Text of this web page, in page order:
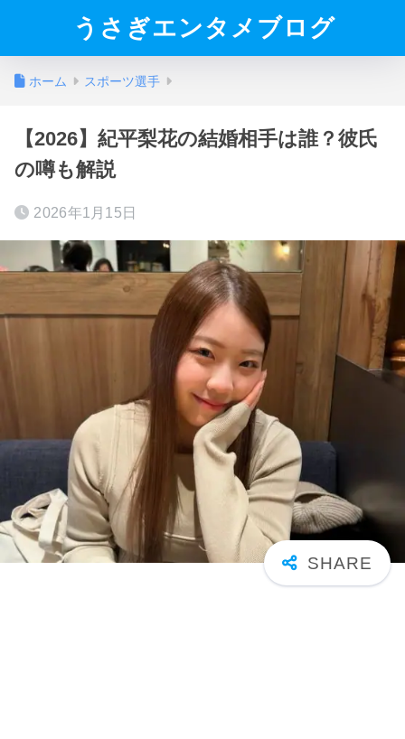
うさぎエンタメブログ
ホーム スポーツ選手
【2026】紀平梨花の結婚相手は誰？彼氏
の噂も解説
2026年1月15日